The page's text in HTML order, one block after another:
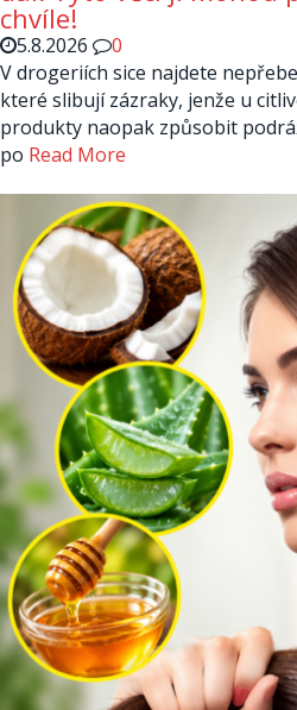
chvíle!
5.8.2026
0
V drogeriích sice najdete
které slibují zázraky, jenže u
produkty naopak způsobit
po Read More